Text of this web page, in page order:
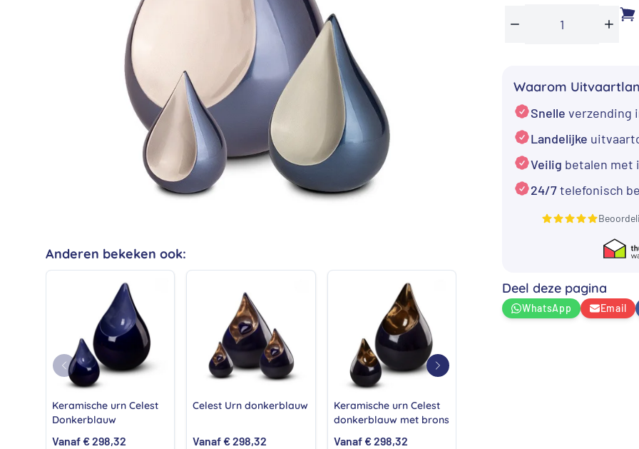
Anderen bekeken ook:
Keramische urn Celest
Donkerblauw
Vanaf €298,32
Celest Urn donkerblauw
Vanaf €298,32
Keramische urn Celest
donkerblauw met brons
Vanaf €298,32
blauw/zilver
aantal
Waarom
Snelle verzending
Landelijke
Veilig betalen met
24/7telefonisch
Deel deze pagina
WhatsApp Email